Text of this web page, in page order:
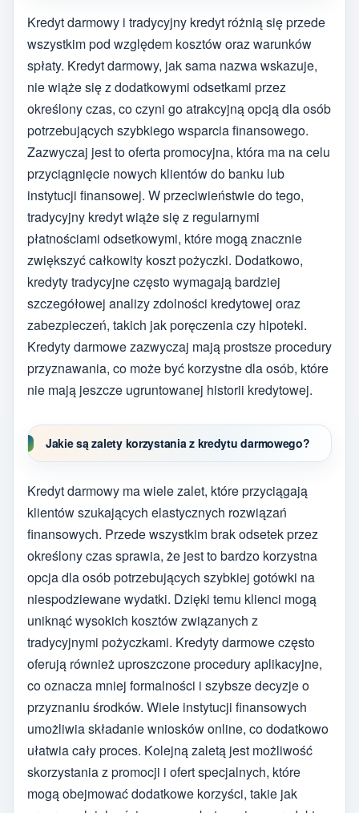
Kredyt darmowy i tradycyjny kredyt różnią się przede
wszystkim pod względem kosztów oraz warunków
spłaty. Kredyt darmowy, jak sama nazwa wskazuje,
nie wiąże się z dodatkowymi odsetkami przez
określony czas, co czyni go atrakcyjną opcją dla osób
potrzebujących szybkiego wsparcia finansowego.
Zazwyczaj jest to oferta promocyjna, która ma na celu
przyciągnięcie nowych klientów do banku lub
instytucji finansowej. W przeciwieństwie do tego,
tradycyjny kredyt wiąże się z regularnymi
płatnościami odsetkowymi, które mogą znacznie
zwiększyć całkowity koszt pożyczki. Dodatkowo,
kredyty tradycyjne często wymagają bardziej
szczegółowej analizy zdolności kredytowej oraz
zabezpieczeń, takich jak poręczenia czy hipoteki.
Kredyty darmowe zazwyczaj mają prostsze procedury
przyznawania, co może być korzystne dla osób, które
nie mają jeszcze ugruntowanej historii kredytowej.
Jakie są zalety korzystania z kredytu darmowego?
Kredyt darmowy ma wiele zalet, które przyciągają
klientów szukających elastycznych rozwiązań
finansowych. Przede wszystkim brak odsetek przez
określony czas sprawia, że jest to bardzo korzystna
opcja dla osób potrzebujących szybkiej gotówki na
niespodziewane wydatki. Dzięki temu klienci mogą
uniknąć wysokich kosztów związanych z
tradycyjnymi pożyczkami. Kredyty darmowe często
oferują również uproszczone procedury aplikacyjne,
co oznacza mniej formalności i szybsze decyzje o
przyznaniu środków. Wiele instytucji finansowych
umożliwia składanie wniosków online, co dodatkowo
ułatwia cały proces. Kolejną zaletą jest możliwość
skorzystania z promocji i ofert specjalnych, które
mogą obejmować dodatkowe korzyści, takie jak